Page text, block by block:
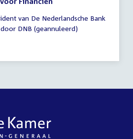
van De Nederlandsche Bank
DNB (geannuleerd)